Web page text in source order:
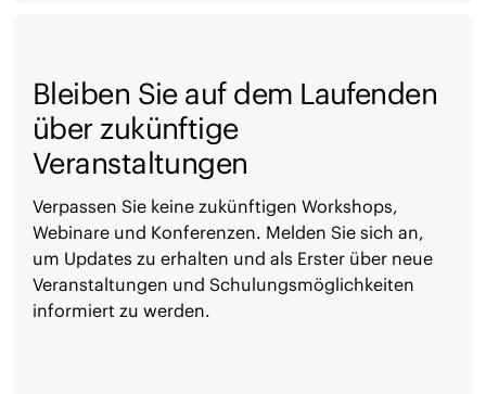
Bleiben Sie auf dem Laufenden
über zukünftige
Veranstaltungen
Verpassen Sie keine zukünftigen Workshops,
Webinare und Konferenzen. Melden Sie sich an,
um Updates zu erhalten und als Erster über neue
Veranstaltungen und Schulungsmöglichkeiten
informiert zu werden.